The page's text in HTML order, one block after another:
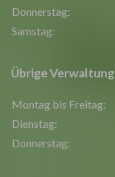
Donnerstag:
Samstag:
Übrige Verwaltung
Montag bis Freitag:
Dienstag:
Donnerstag: